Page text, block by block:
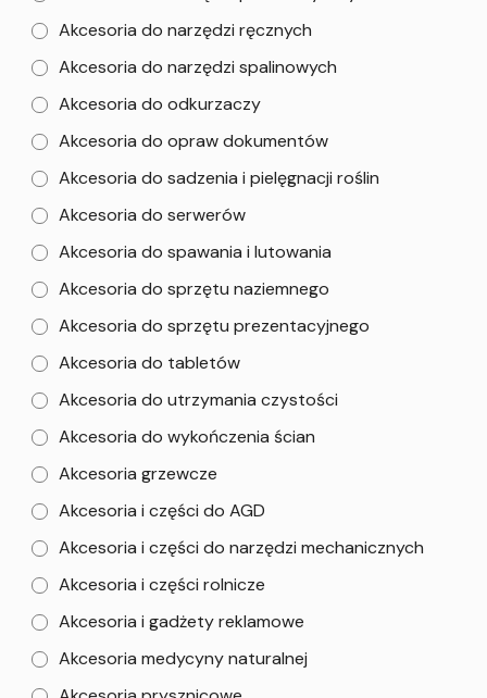
Akcesoria do narzędzi ręcznych
Akcesoria do narzędzi spalinowych
Akcesoria do odkurzaczy
Akcesoria do opraw dokumentów
Akcesoria do sadzenia i pielęgnacji roślin
Akcesoria do serwerów
Akcesoria do spawania i lutowania
Akcesoria do sprzętu naziemnego
Akcesoria do sprzętu prezentacyjnego
Akcesoria do tabletów
Akcesoria do utrzymania czystości
Akcesoria do wykończenia ścian
Akcesoria grzewcze
Akcesoria i części do AGD
Akcesoria i części do narzędzi mechanicznych
Akcesoria i części rolnicze
Akcesoria i gadżety reklamowe
Akcesoria medycyny naturalnej